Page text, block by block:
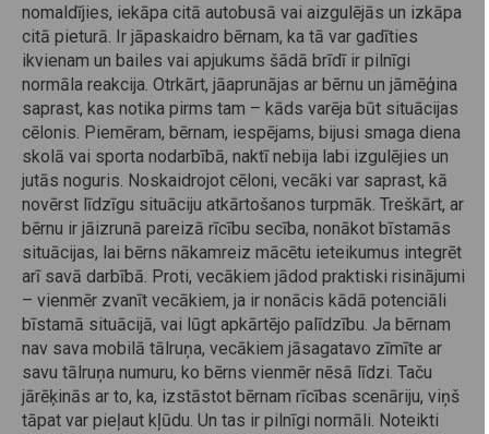
nomaldījies, iekāpa citā autobusā vai aizgulējās un izkāpa
citā pieturā. Ir jāpaskaidro bērnam, ka tā var gadīties
ikvienam un bailes vai apjukums šādā brīdī ir pilnīgi
normāla reakcija. Otrkārt, jāaprunājas ar bērnu un jāmēģina
saprast, kas notika pirms tam – kāds varēja būt situācijas
cēlonis. Piemēram, bērnam, iespējams, bijusi smaga diena
skolā vai sporta nodarbībā, naktī nebija labi izgulējies un
jutās noguris. Noskaidrojot cēloni, vecāki var saprast, kā
novērst līdzīgu situāciju atkārtošanos turpmāk. Treškārt, ar
bērnu ir jāizrunā pareizā rīcību secība, nonākot bīstamās
situācijas, lai bērns nākamreiz mācētu ieteikumus integrēt
arī savā darbībā. Proti, vecākiem jādod praktiski risinājumi
– vienmēr zvanīt vecākiem, ja ir nonācis kādā potenciāli
bīstamā situācijā, vai lūgt apkārtējo palīdzību. Ja bērnam
nav sava mobilā tālruņa, vecākiem jāsagatavo zīmīte ar
savu tālruņa numuru, ko bērns vienmēr nēsā līdzi. Taču
jārēķinās ar to, ka, izstāstot bērnam rīcības scenāriju, viņš
tāpat var pieļaut kļūdu. Un tas ir pilnīgi normāli. Noteikti